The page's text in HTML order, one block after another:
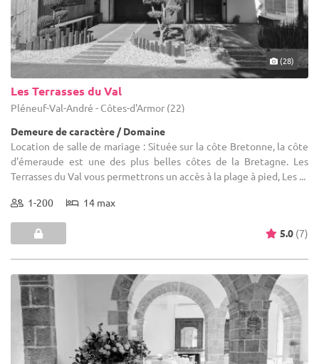
(28)
Les Terrasses du Val
Pléneuf-Val-André - Côtes-d'Armor (22)
Demeure de caractère / Domaine
Location de salle de mariage : Située sur la côte Bretonne, la côte
d'émeraude est une des plus belles côtes de la Bretagne. Les
Terrasses du Val vous permettrons un accès à la plage à pied, Les ...
1-200 14 max
5.0 (7)